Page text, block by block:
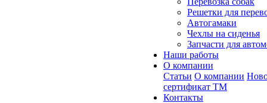
Решетки для
Автогамаки
Чехлы на сиденья
Запчасти для
Наши работы
О компании
Статьи О компании
сертификат ТМ
Контакты